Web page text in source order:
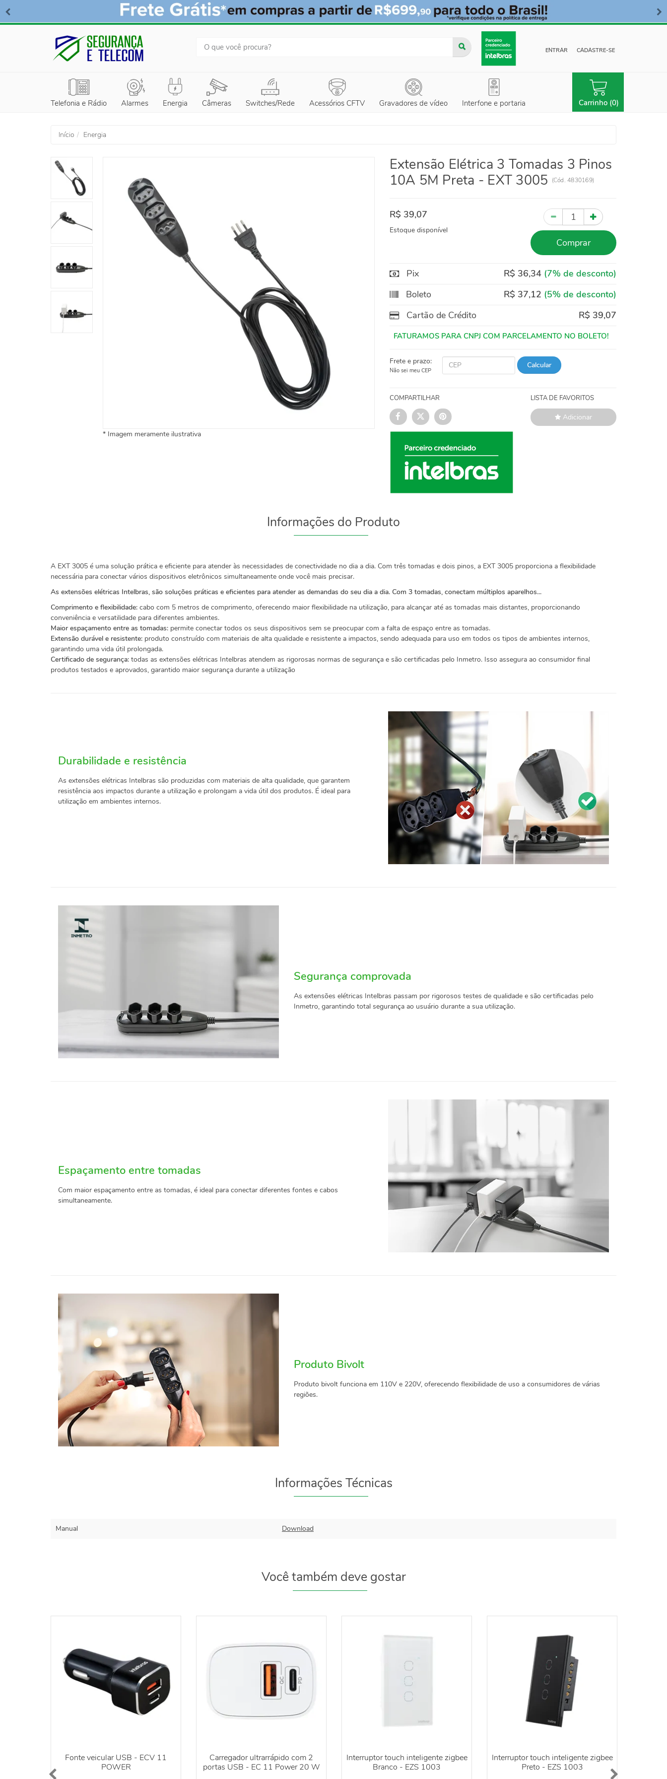
ENTRAR
CADASTRE-SE
Telefonia e Rádio Alarmes Energia Câmeras Switches/Rede Acessórios CFTV Gravadores de vídeo Interfone e portaria Carrinho (0)
Início Energia
Extensão Elétrica 3 Tomadas 3 Pinos
10A 5M Preta - EXT 3005
(Cód. 4830169)
R$ 39,07
Estoque disponível
Quantidade
Comprar
Pix R$ 36,34 (7% de desconto)
Boleto
R$ 37,12 (5% de desconto)
Cartão de Crédito
R$ 39,07
Frete e prazo:
Não sei meu CEP
Calcular
COMPARTILHAR LISTA DE FAVORITOS
Adicionar
Informações do Produto
A EXT 3005 é uma solução prática e eficiente para atender às necessidades de conectividade no dia a dia. Com três tomadas e dois pinos, a EXT 3005 proporciona a flexibilidade
necessária para conectar vários dispositivos eletrônicos simultaneamente onde você mais precisar.
As extensões elétricas Intelbras, são soluções práticas e eficientes para atender as demandas do seu dia a dia. Com 3 tomadas, conectam múltiplos aparelhos...
Comprimento e flexibilidade: cabo com 5 metros de comprimento, oferecendo maior flexibilidade na utilização, para alcançar até as tomadas mais distantes, proporcionando
conveniência e versatilidade para diferentes ambientes.
Maior espaçamento entre as tomadas: permite conectar todos os seus dispositivos sem se preocupar com a falta de espaço entre as tomadas.
Extensão durável e resistente: produto construído com materiais de alta qualidade e resistente a impactos, sendo adequada para uso em todos os tipos de ambientes internos,
garantindo uma vida útil prolongada.
Certificado de segurança: todas as extensões elétricas Intelbras atendem as rigorosas normas de segurança e são certificadas pelo Inmetro. Isso assegura ao consumidor final
produtos testados e aprovados, garantido maior segurança durante a utilização
Durabilidade e resistência
As extensões elétricas Intelbras são produzidas com materiais de alta qualidade, que garantem
resistência aos impactos durante a utilização e prolongam a vida útil dos produtos. É ideal para
utilização em ambientes internos.
Segurança comprovada
As extensões elétricas Intelbras passam por rigorosos testes de qualidade e são certificadas pelo
Inmetro, garantindo total segurança ao usuário durante a sua utilização.
Espaçamento entre tomadas
Com maior espaçamento entre as tomadas, é ideal para conectar diferentes fontes e cabos
simultaneamente.
Produto Bivolt
Produto bivolt funciona em 110V e 220V, oferecendo flexibilidade de uso a consumidores de várias
regiões.
Informações Técnicas
Manual Download
Você também deve gostar
Fonte veicular USB - ECV 11
POWER
Carregador ultrarrápido com 2
portas USB - EC 11 Power 20 W
Interruptor touch inteligente zigbee
Branco - EZS 1003
Interruptor touch inteligente zigbee
Preto - EZS 1003